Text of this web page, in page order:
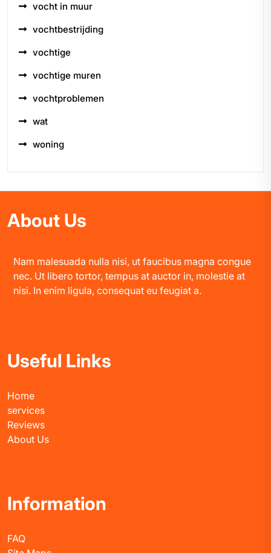
vocht in muur
vochtbestrijding
vochtige
vochtige muren
vochtproblemen
wat
woning
About Us
Nam malesuada nulla nisi, ut faucibus magna congue
nec. Ut libero tortor, tempus at auctor in, molestie at
nisi. In enim ligula, consequat eu feugiat a.
Useful Links
Home
services
Reviews
About Us
Information
FAQ